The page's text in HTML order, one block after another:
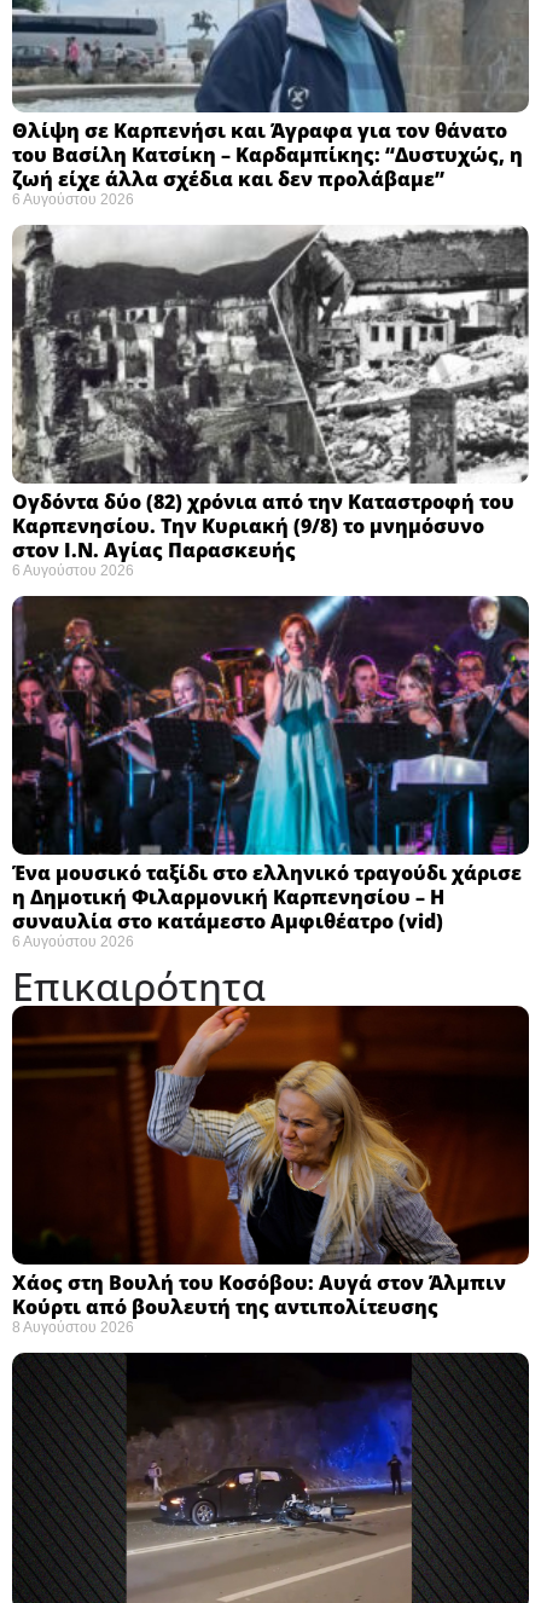
Θλίψη σε Καρπενήσι και Άγραφα για τον θάνατο
του Βασίλη Κατσίκη – Καρδαμπίκης: “Δυστυχώς, η
ζωή είχε άλλα σχέδια και δεν προλάβαμε”
6 Αυγούστου 2026
Ογδόντα δύο (82) χρόνια από την Καταστροφή του
Καρπενησίου. Την Κυριακή (9/8) το μνημόσυνο
στον Ι.Ν. Αγίας Παρασκευής
6 Αυγούστου 2026
Ένα μουσικό ταξίδι στο ελληνικό τραγούδι χάρισε
η Δημοτική Φιλαρμονική Καρπενησίου – Η
συναυλία στο κατάμεστο Αμφιθέατρο (vid)
6 Αυγούστου 2026
Επικαιρότητα
Χάος στη Βουλή του Κοσόβου: Αυγά στον Άλμπιν
Κούρτι από βουλευτή της αντιπολίτευσης
8 Αυγούστου 2026